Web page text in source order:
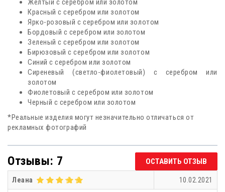
Желтый с серебром или золотом
Красный с серебром или золотом
Ярко-розовый с серебром или золотом
Бордовый с серебром или золотом
Зеленый с серебром или золотом
Бирюзовый с серебром или золотом
Синий с серебром или золотом
Сиреневый (светло-фиолетовый) с серебром или
золотом
Фиолетовый с серебром или золотом
Черный с серебром или золотом
*Реальные изделия могут незначительно отличаться от
рекламных фотографий
Отзывы: 7 ОСТАВИТЬ ОТЗЫВ
Леана 10.02.2021